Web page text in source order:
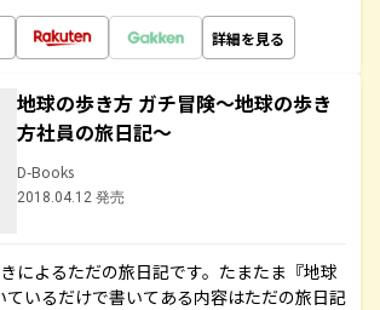
詳細を見る
地球の歩き方 ガチ冒険～地球の歩き
方社員の旅日記～
D-Books
2018.04.12 発売
によるただの旅日記です。たまたま『地球
ているだけで書いてある内容はただの旅日記